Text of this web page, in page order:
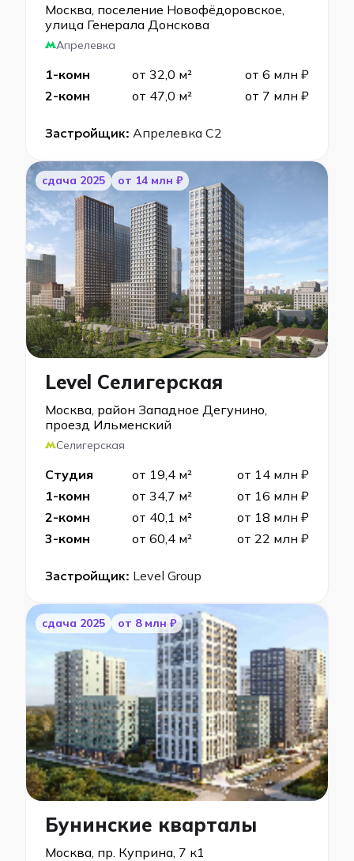
Москва, поселение Новофёдоровское,
улица Генерала Донскова
Апрелевка
1-комн от 32,0 м²
от 6 млн ₽
2-комн
от 47,0 м² от 7 млн ₽
Застройщик: Апрелевка С2
cдача 2025 от 14 млн ₽
Level Селигерская
Москва, район Западное Дегунино,
проезд Ильменский
Селигерская
Студия от 19,4 м²
от 14 млн ₽
1-комн
от 34,7 м²
от 16 млн ₽
2-комн
от 40,1 м²
от 18 млн ₽
3-комн
от 60,4 м² от 22 млн ₽
Застройщик: Level Group
cдача 2025 от 8 млн ₽
Бунинские кварталы
Москва, пр. Куприна, 7 к1